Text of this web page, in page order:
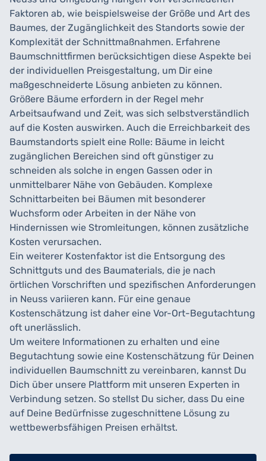
Faktoren ab, wie beispielsweise der Größe und Art des
Baumes, der Zugänglichkeit des Standorts sowie der
Komplexität der Schnittmaßnahmen. Erfahrene
Baumschnittfirmen berücksichtigen diese Aspekte bei
der individuellen Preisgestaltung, um Dir eine
maßgeschneiderte Lösung anbieten zu können.
Größere Bäume erfordern in der Regel mehr
Arbeitsaufwand und Zeit, was sich selbstverständlich
auf die Kosten auswirken. Auch die Erreichbarkeit des
Baumstandorts spielt eine Rolle: Bäume in leicht
zugänglichen Bereichen sind oft günstiger zu
schneiden als solche in engen Gassen oder in
unmittelbarer Nähe von Gebäuden. Komplexe
Schnittarbeiten bei Bäumen mit besonderer
Wuchsform oder Arbeiten in der Nähe von
Hindernissen wie Stromleitungen, können zusätzliche
Kosten verursachen.
Ein weiterer Kostenfaktor ist die Entsorgung des
Schnittguts und des Baumaterials, die je nach
örtlichen Vorschriften und spezifischen Anforderungen
in Neuss variieren kann. Für eine genaue
Kostenschätzung ist daher eine Vor-Ort-Begutachtung
oft unerlässlich.
Um weitere Informationen zu erhalten und eine
Begutachtung sowie eine Kostenschätzung für Deinen
individuellen Baumschnitt zu vereinbaren, kannst Du
Dich über unsere Plattform mit unseren Experten in
Verbindung setzen. So stellst Du sicher, dass Du eine
auf Deine Bedürfnisse zugeschnittene Lösung zu
wettbewerbsfähigen Preisen erhältst.